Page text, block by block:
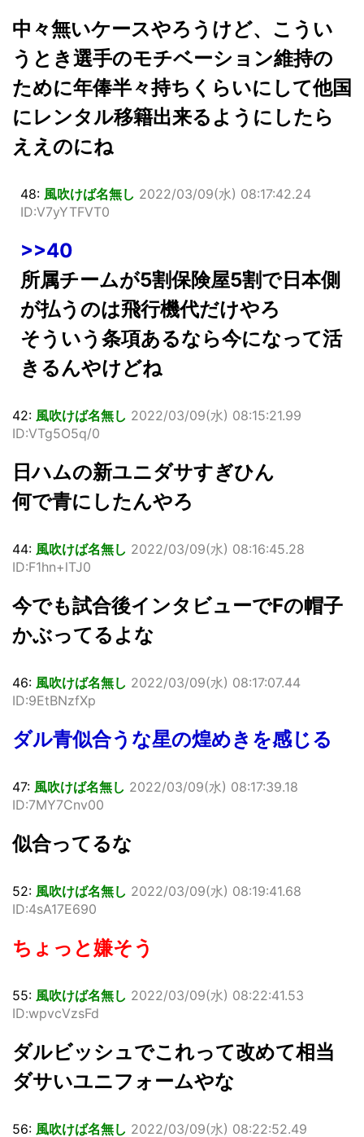
中々無いケースやろうけど、こうい
うとき選手のモチベーション維持の
ために年俸半々持ちくらいにして他国
にレンタル移籍出来るようにしたら
ええのにね
48: 風吹けば名無し 2022/03/09(水) 08:17:42.24
ID:V7yYTFVT0
>>40
所属チームが5割保険屋5割で日本側
が払うのは飛行機代だけやろ
そういう条項あるなら今になって活
きるんやけどね
42: 風吹けば名無し 2022/03/09(水) 08:15:21.99
ID:VTg5O5q/0
日ハムの新ユニダサすぎひん
何で青にしたんやろ
44: 風吹けば名無し 2022/03/09(水) 08:16:45.28
ID:F1hn+lTJ0
今でも試合後インタビューでFの帽子
かぶってるよな
46: 風吹けば名無し 2022/03/09(水) 08:17:07.44
ID:9EtBNzfXp
ダル青似合うな星の煌めきを感じる
47: 風吹けば名無し 2022/03/09(水) 08:17:39.18
ID:7MY7Cnv00
似合ってるな
52: 風吹けば名無し 2022/03/09(水) 08:19:41.68
ID:4sA17E690
ちょっと嫌そう
55: 風吹けば名無し 2022/03/09(水) 08:22:41.53
ID:wpvcVzsFd
ダルビッシュでこれって改めて相当
ダサいユニフォームやな
56: 風吹けば名無し 2022/03/09(水) 08:22:52.49